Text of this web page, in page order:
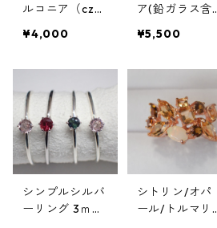
ルコニア（cz）
キリング 2.1g 1
¥4,000
ア(鉛ガラス含
18WG＆YGメッ
¥5,500
シンプルシルバ
ーリング 3ｍｍ
シトリン/オパ
ール/トルマリ